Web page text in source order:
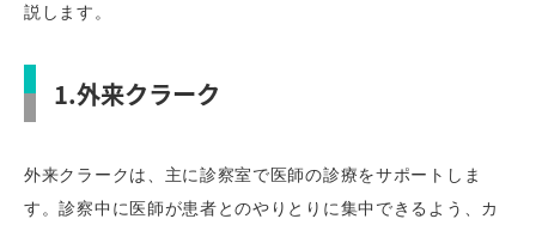
説します。
1.外来クラーク
外来クラークは、主に診察室で医師の診療をサポートしま
す。診察中に医師が患者とのやりとりに集中できるよう、カ